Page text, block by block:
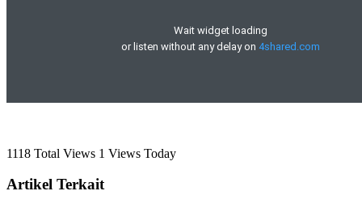
1118 Total Views 1 Views Today
Artikel Terkait